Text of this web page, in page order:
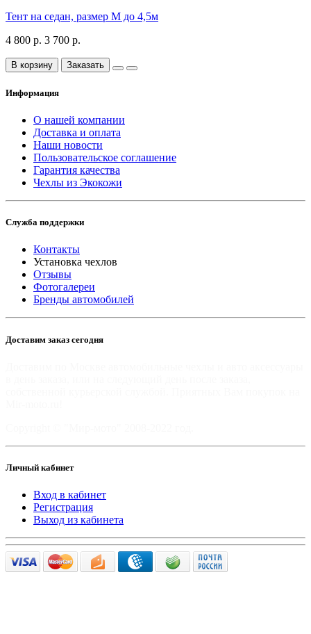
Тент на седан, размер М до 4,5м
4 800 р. 3 700 р.
В корзину Заказать
Информация
О нашей компании
Доставка и оплата
Наши новости
Пользовательское соглашение
Гарантия качества
Чехлы из Экокожи
Служба поддержки
Контакты
Установка чехлов
Отзывы
Фотогалереи
Бренды автомобилей
Доставим заказ сегодня
Личный кабинет
Вход в кабинет
Регистрация
Выход из кабинета